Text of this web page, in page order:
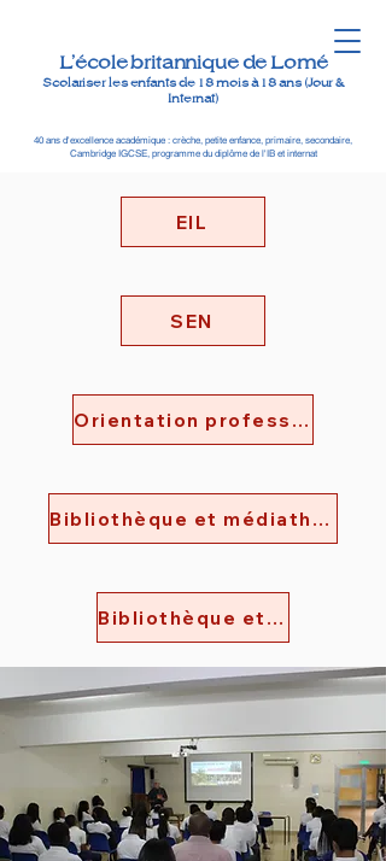
L'école britannique de Lomé
Scolariser les enfants de 18 mois à 18 ans (Jour &
Internat)
40 ans d'excellence académique : crèche, petite enfance, primaire, secondaire,
Cambridge IGCSE, programme du diplôme de l'IB et internat
EIL
SEN
Orientation professionnelle
Bibliothèque et médiathèque
Bibliothèque et médiathèque